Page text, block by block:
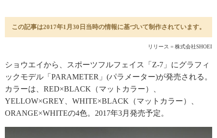
この記事は2017年1月30日当時の情報に基づいて制作されています。
リリース = 株式会社SHOEI
ショウエイから、スポーツフルフェイス「Z-7」にグラフィ
ックモデル「PARAMETER」(パラメーター)が発売される。
カラーは、RED×BLACK（マットカラー）、
YELLOW×GREY、WHITE×BLACK（マットカラー）、
ORANGE×WHITEの4色。2017年3月発売予定。